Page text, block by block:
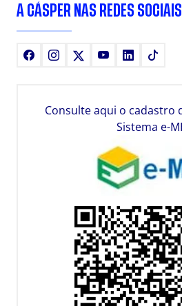
A CÁSPER NAS REDES SOCIAIS
FacebookInstagram YoutubeLinkedIn
Consulte aqui o cadastro
Sistema e-